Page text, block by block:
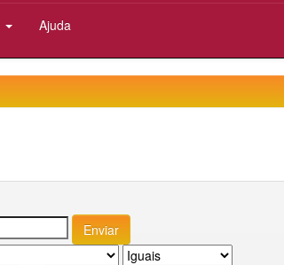
Ajuda